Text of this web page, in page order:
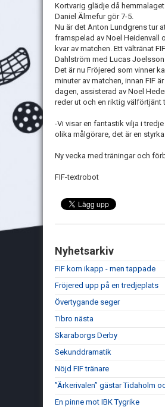
Kortvarig glädje då
Daniel Älmefur gör 7-5.
Nu är det Anton Lundgrens tur
framspelad av Noel Heidenvall
kvar av matchen. Ett vältränat
Dahlström med Lucas
Det är nu Fröjered som vinner
minuter av matchen, innan FIF
dagen, assisterad av Noel
reder ut och en riktig
-Vi visar en fantastik vilja i
olika målgörare, det är en
Ny vecka med träningar och
FIF-textrobot
Nyhetsarkiv
FIF kom ikapp - men tappade
Fröjered upp på en tredjeplats
Övertygande seger
Tibro nästa
Skaraborgs Derby
Sekunddramatik
Nöjd FIF tränare
”Ärkerivalen” gästar Tidaholm
En pinne mot IBK Tygrike